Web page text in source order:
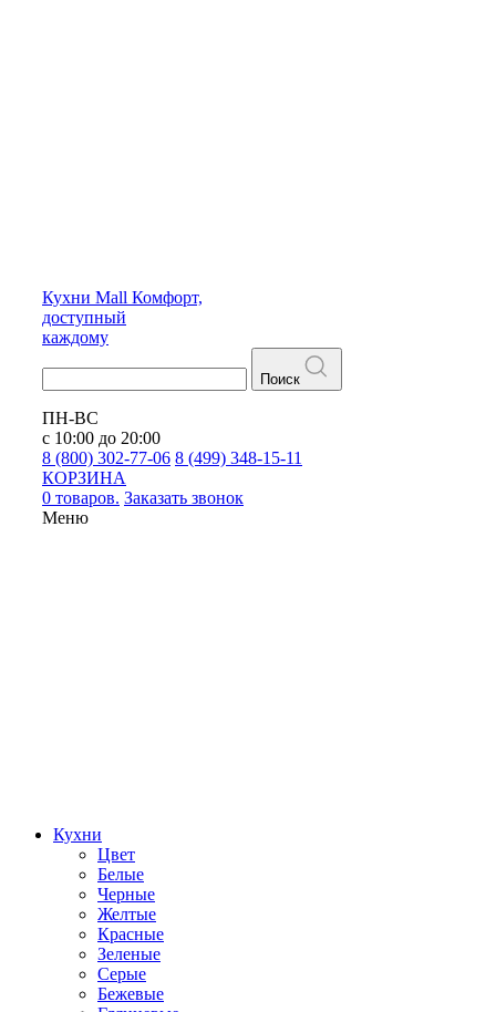
Кухни Mall Комфорт,
доступный
каждому
Поиск
ПН-ВС
с 10:00 до 20:00
8 (800) 302-77-06 8 (499) 348-15-11
КОРЗИНА
0 товаров. Заказать звонок
Меню
Кухни
Цвет
Белые
Черные
Желтые
Красные
Зеленые
Серые
Бежевые